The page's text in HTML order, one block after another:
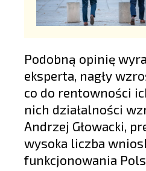
Podobną opinię
eksperta, nagły
co do rentowności
nich działalności
Andrzej Głowacki,
wysoka liczba
funkcjonowania